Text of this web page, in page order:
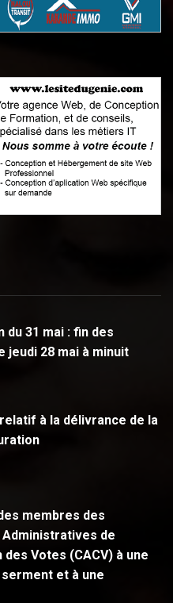
du 31 mai : fin des
jeudi 28 mai à minuit
à la délivrance de la
membres des
de
Votes (CACV) à une
et à une